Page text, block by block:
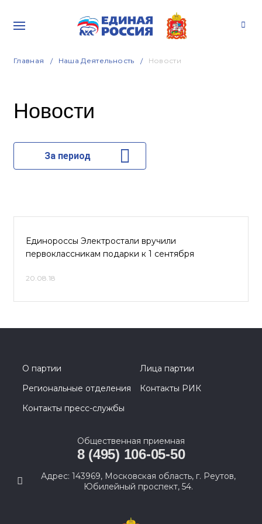
Главная Наша Деятельность Новости
Новости
За период
Единороссы Электростали вручили
первоклассникам подарки к 1 сентября
20.08.18
О партии
Лица партии
Региональные отделения
Контакты РИК
Контакты пресс-службы
Общественная приемная
8 (495) 106-05-50
Адрес: 143969, Московская область, г. Реутов,
Юбилейный проспект, 54.